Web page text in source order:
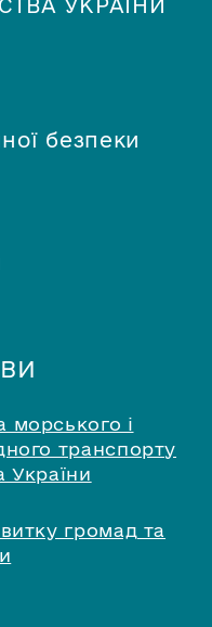
безпеки
УКРАЇНИ
і
транспорту
України
громад та